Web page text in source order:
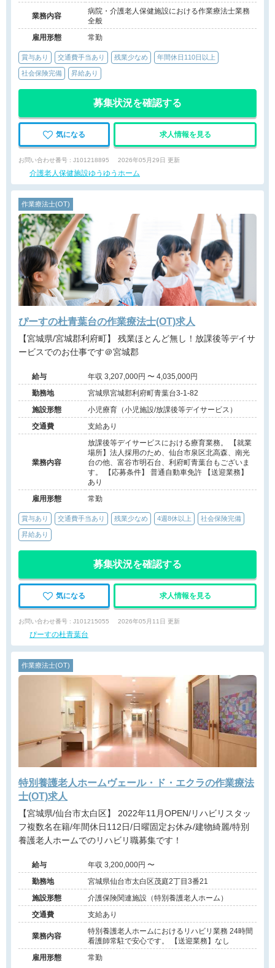
業務内容
病院・介護老人保健施設における作業療法士業務
全般
雇用形態
常勤
賞与あり 交通費手当あり 残業少なめ 年間休日110日以上
社会保険完備 昇給あり
募集状況を確認する
気になる 求人情報を見る
お問い合わせ番号 : J101218895 2026年05月29日 更新
介護老人保健施設ゆうゆうホーム
作業療法士(OT)
ぴーすの杜青葉台の作業療法士(OT)求人
【宮城県/宮城郡利府町】 残業ほとんど無し！放課後等デイサ
ービスでのお仕事です＠宮城郡
給与
年収 3,207,000円 〜 4,035,000円
勤務地
宮城県宮城郡利府町青葉台3-1-82
施設形態
小児療育（小児施設/放課後等デイサービス）
交通費
支給あり
業務内容
放課後等デイサービスにおける療育業務。 【就業
場所】法人採用のため、仙台市泉区北高森、南光
台の他、富谷市明石台、利府町青葉台もございま
す。 【応募条件】 普通自動車免許 【送迎業務】
あり
雇用形態
常勤
賞与あり 交通費手当あり 残業少なめ 4週8休以上 社会保険完備
昇給あり
募集状況を確認する
気になる 求人情報を見る
お問い合わせ番号 : J101215055 2026年05月11日 更新
ぴーすの杜青葉台
作業療法士(OT)
特別養護老人ホームヴェール・ド・エクラの作業療法
士(OT)求人
【宮城県/仙台市太白区】 2022年11月OPEN/リハビリスタッ
フ複数名在籍/年間休日112日/日曜固定お休み/建物綺麗/特別
養護老人ホームでのリハビリ職募集です！
給与
年収 3,200,000円 〜
勤務地
宮城県仙台市太白区茂庭2丁目3番21
施設形態
介護保険関連施設（特別養護老人ホーム）
交通費
支給あり
業務内容
特別養護老人ホームにおけるリハビリ業務 24時間
看護師常駐で安心です。 【送迎業務】なし
雇用形態
常勤